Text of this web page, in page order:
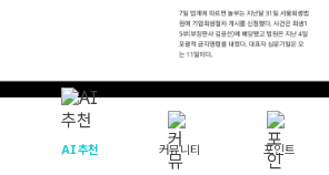
AI 추천 커뮤니티 포인트